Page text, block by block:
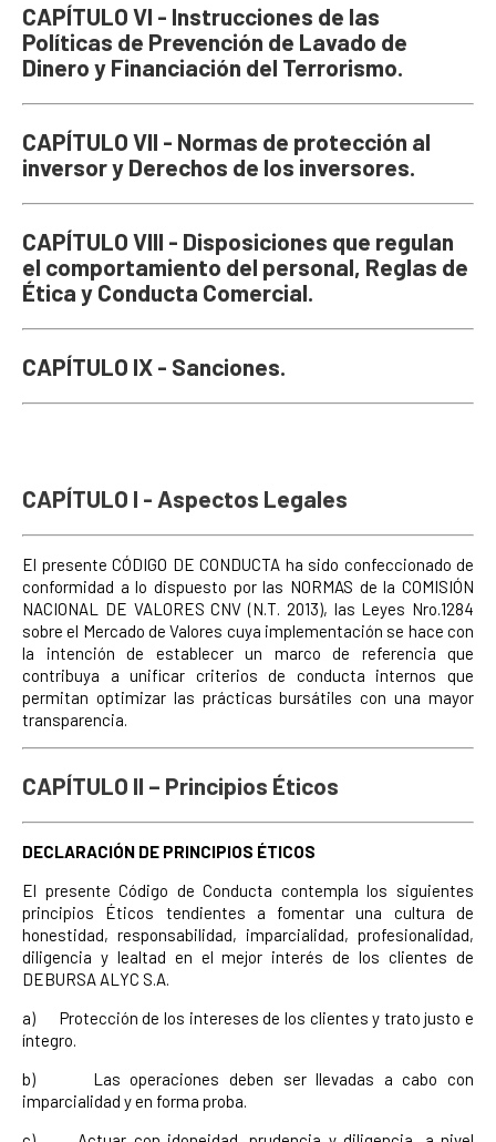
CAPÍTULO VI - Instrucciones de las
Políticas de Prevención de Lavado de
Dinero y Financiación del Terrorismo.
CAPÍTULO VII - Normas de protección al
inversor y Derechos de los inversores.
CAPÍTULO VIII - Disposiciones que regulan
el comportamiento del personal, Reglas de
Ética y Conducta Comercial.
CAPÍTULO IX - Sanciones.
CAPÍTULO I - Aspectos Legales
El presente CÓDIGO DE CONDUCTA ha sido confeccionado de
conformidad a lo dispuesto por las NORMAS de la COMISIÓN
NACIONAL DE VALORES CNV (N.T. 2013), las Leyes Nro.1284
sobre el Mercado de Valores cuya implementación se hace con
la intención de establecer un marco de referencia que
contribuya a unificar criterios de conducta internos que
permitan optimizar las prácticas bursátiles con una mayor
transparencia.
CAPÍTULO II – Principios Éticos
DECLARACIÓN DE PRINCIPIOS ÉTICOS
El presente Código de Conducta contempla los siguientes
principios Éticos tendientes a fomentar una cultura de
honestidad, responsabilidad, imparcialidad, profesionalidad,
diligencia y lealtad en el mejor interés de los clientes de
DEBURSA ALYC S.A.
a) Protección de los intereses de los clientes y trato justo e
íntegro.
b) Las operaciones deben ser llevadas a cabo con
imparcialidad y en forma proba.